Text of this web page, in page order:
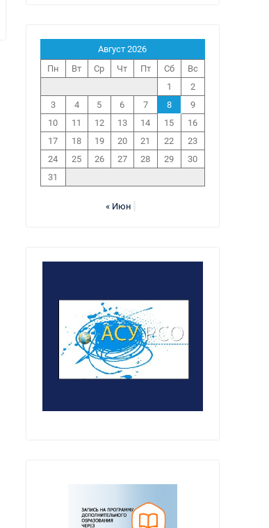
Август 2026
Пн
Вт Ср Чт Пт Сб
Вс
1
2
3
4 5 6 7 8
9
10
11 12 13 14 15
16
17
18 19 20 21 22
23
24
25 26 27 28 29
30
31
« Июн